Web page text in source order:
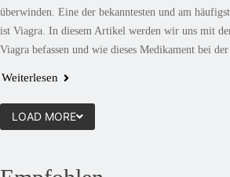
überwinden. Eine der bekanntesten und am
ist Viagra. In diesem Artikel werden wir uns mit
Viagra befassen und wie dieses Medikament bei der
Weiterlesen
LOAD MORE